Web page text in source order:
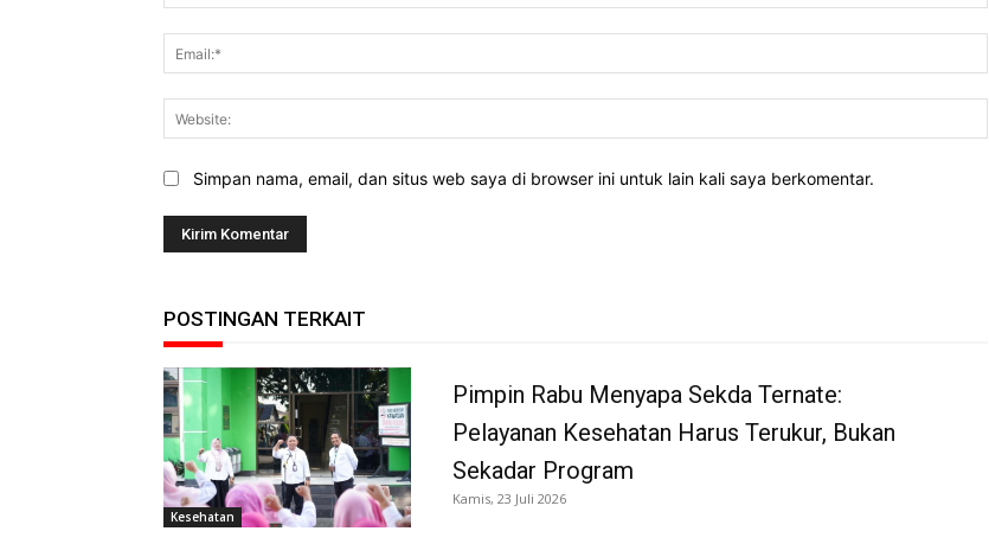
Simpan nama, email, dan situs web saya di browser ini untuk lain kali saya berkomentar.
POSTINGAN TERKAIT
Kesehatan
Pimpin Rabu Menyapa Sekda Ternate:
Pelayanan Kesehatan Harus Terukur, Bukan
Sekadar Program
Kamis, 23 Juli 2026